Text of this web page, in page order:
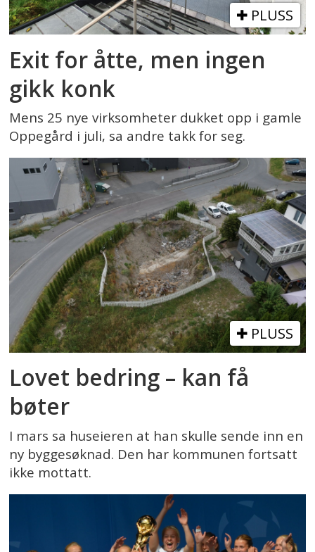
PLUSS
Exit for åtte, men ingen
gikk konk
Mens 25 nye virksomheter dukket opp i gamle
Oppegård i juli, sa andre takk for seg.
PLUSS
Lovet bedring – kan få
bøter
I mars sa huseieren at han skulle sende inn en
ny byggesøknad. Den har kommunen fortsatt
ikke mottatt.